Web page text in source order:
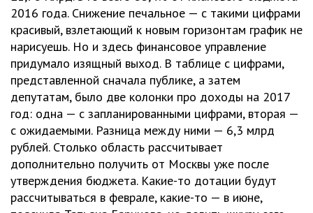
2016 года. Снижение печальное — с такими цифрами
красивый, взлетающий к новым горизонтам график не
нарисуешь. Но и здесь финансовое управление
придумало изящный выход. В таблице с цифрами,
представленной сначала публике, а затем
депутатам, было две колонки про доходы на 2017
год: одна — с запланированными цифрами, вторая —
с ожидаемыми. Разница между ними — 6,3 млрд
рублей. Столько область рассчитывает
дополнительно получить от Москвы уже после
утверждения бюджета. Какие-то дотации будут
рассчитываться в феврале, какие-то — в июне,